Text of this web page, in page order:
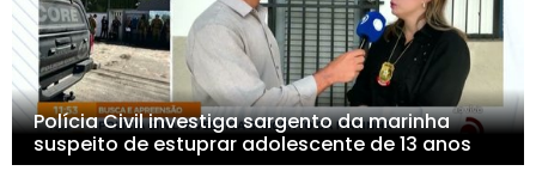
Polícia Civil investiga sargento da marinha
suspeito de estuprar adolescente de 13 anos